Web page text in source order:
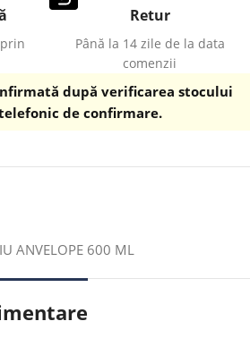
Retur
Până la 14 zile de la data
comenzii
după verificarea stocului
de confirmare.
ANVELOPE 600 ML